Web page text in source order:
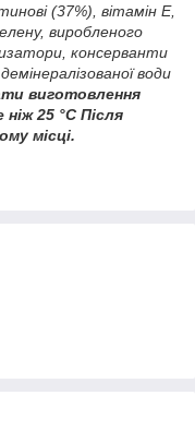
(37%), вітамін Е,
виробленого
консерванти
води
виготовлення
25 °C Після
місці.